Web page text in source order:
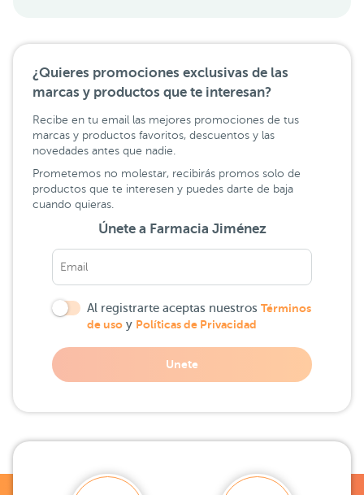
¿Quieres promociones exclusivas de las
marcas y productos que te interesan?
Recibe en tu email las mejores promociones de tus
marcas y productos favoritos, descuentos y las
novedades antes que nadie.
Prometemos no molestar, recibirás promos solo de
productos que te interesen y puedes darte de baja
cuando quieras.
Únete a Farmacia Jiménez
Al registrarte aceptas nuestros Términos
de uso y Políticas de Privacidad
Unete